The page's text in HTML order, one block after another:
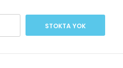
STOKTA YOK